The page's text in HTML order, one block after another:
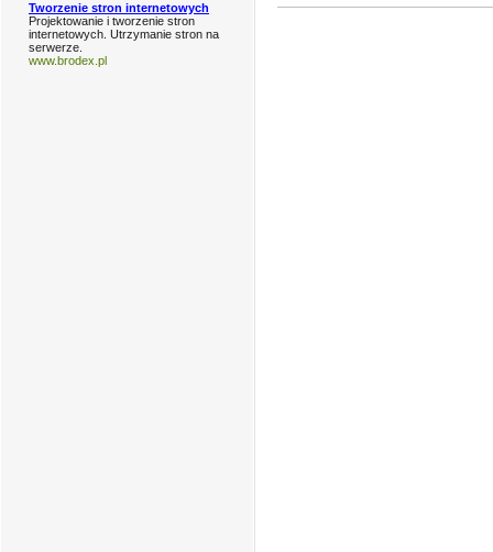
Tworzenie stron internetowych
Projektowanie i tworzenie stron
internetowych. Utrzymanie stron na
serwerze.
www.brodex.pl